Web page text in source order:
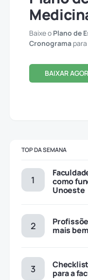
Baixe o Plano de
Cronograma
BAIXAR
TOP DA SEMANA
como
Unoeste
mais
para a